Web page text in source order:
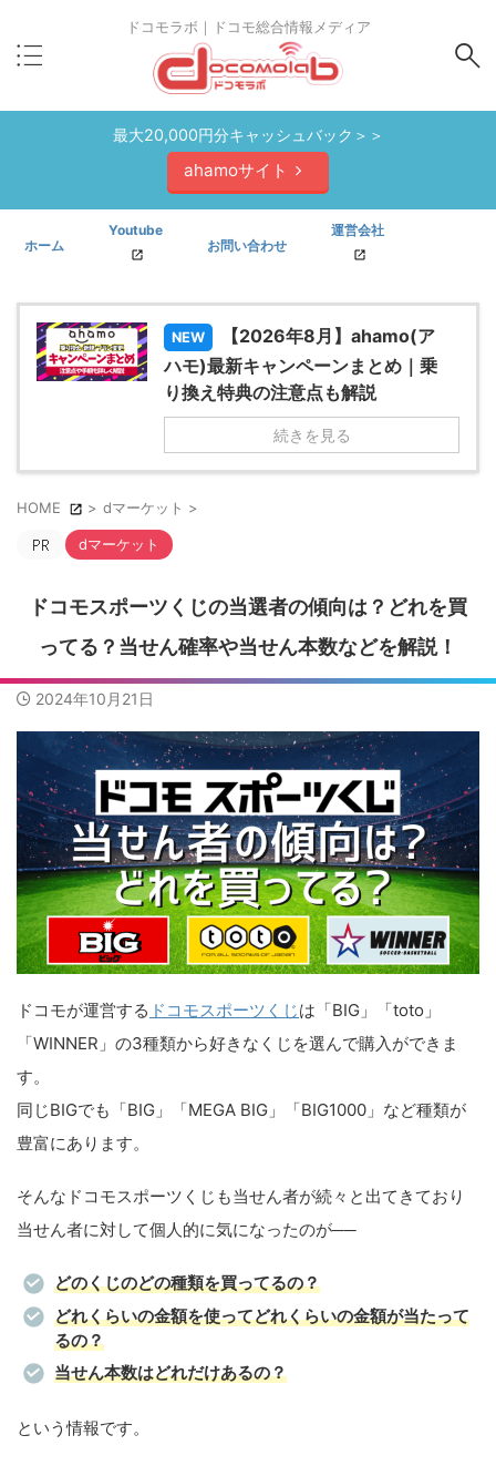
ドコモラボ｜ドコモ総合情報メディア
最大20,000円分キャッシュバック＞＞
ahamoサイト
ホーム
Youtube
お問い合わせ
運営会社
NEW
【2026年8月】ahamo(ア
ハモ)最新キャンペーンまとめ｜乗
り換え特典の注意点も解説
続きを見る
HOME > dマーケット >
dマーケット
ドコモスポーツくじの当選者の傾向は？どれを買
ってる？当せん確率や当せん本数などを解説！
2024年10月21日
ドコモが運営する ドコモスポーツくじは「BIG」「toto」
「WINNER」の3種類から好きなくじを選んで購入ができま
す。
同じBIGでも「BIG」「MEGA BIG」「BIG1000」など種類が
豊富にあります。
そんなドコモスポーツくじも当せん者が続々と出てきており
当せん者に対して個人的に気になったのが──
どのくじのどの種類を買ってるの？
どれくらいの金額を使ってどれくらいの金額が当たって
るの？
当せん本数はどれだけあるの？
という情報です。